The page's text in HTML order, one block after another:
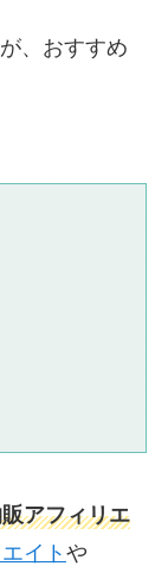
、おすすめ
アフィリエ
イトや